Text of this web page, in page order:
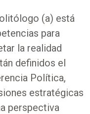
(a) está
para
la realidad
definidos el
Política,
estratégicas
perspectiva